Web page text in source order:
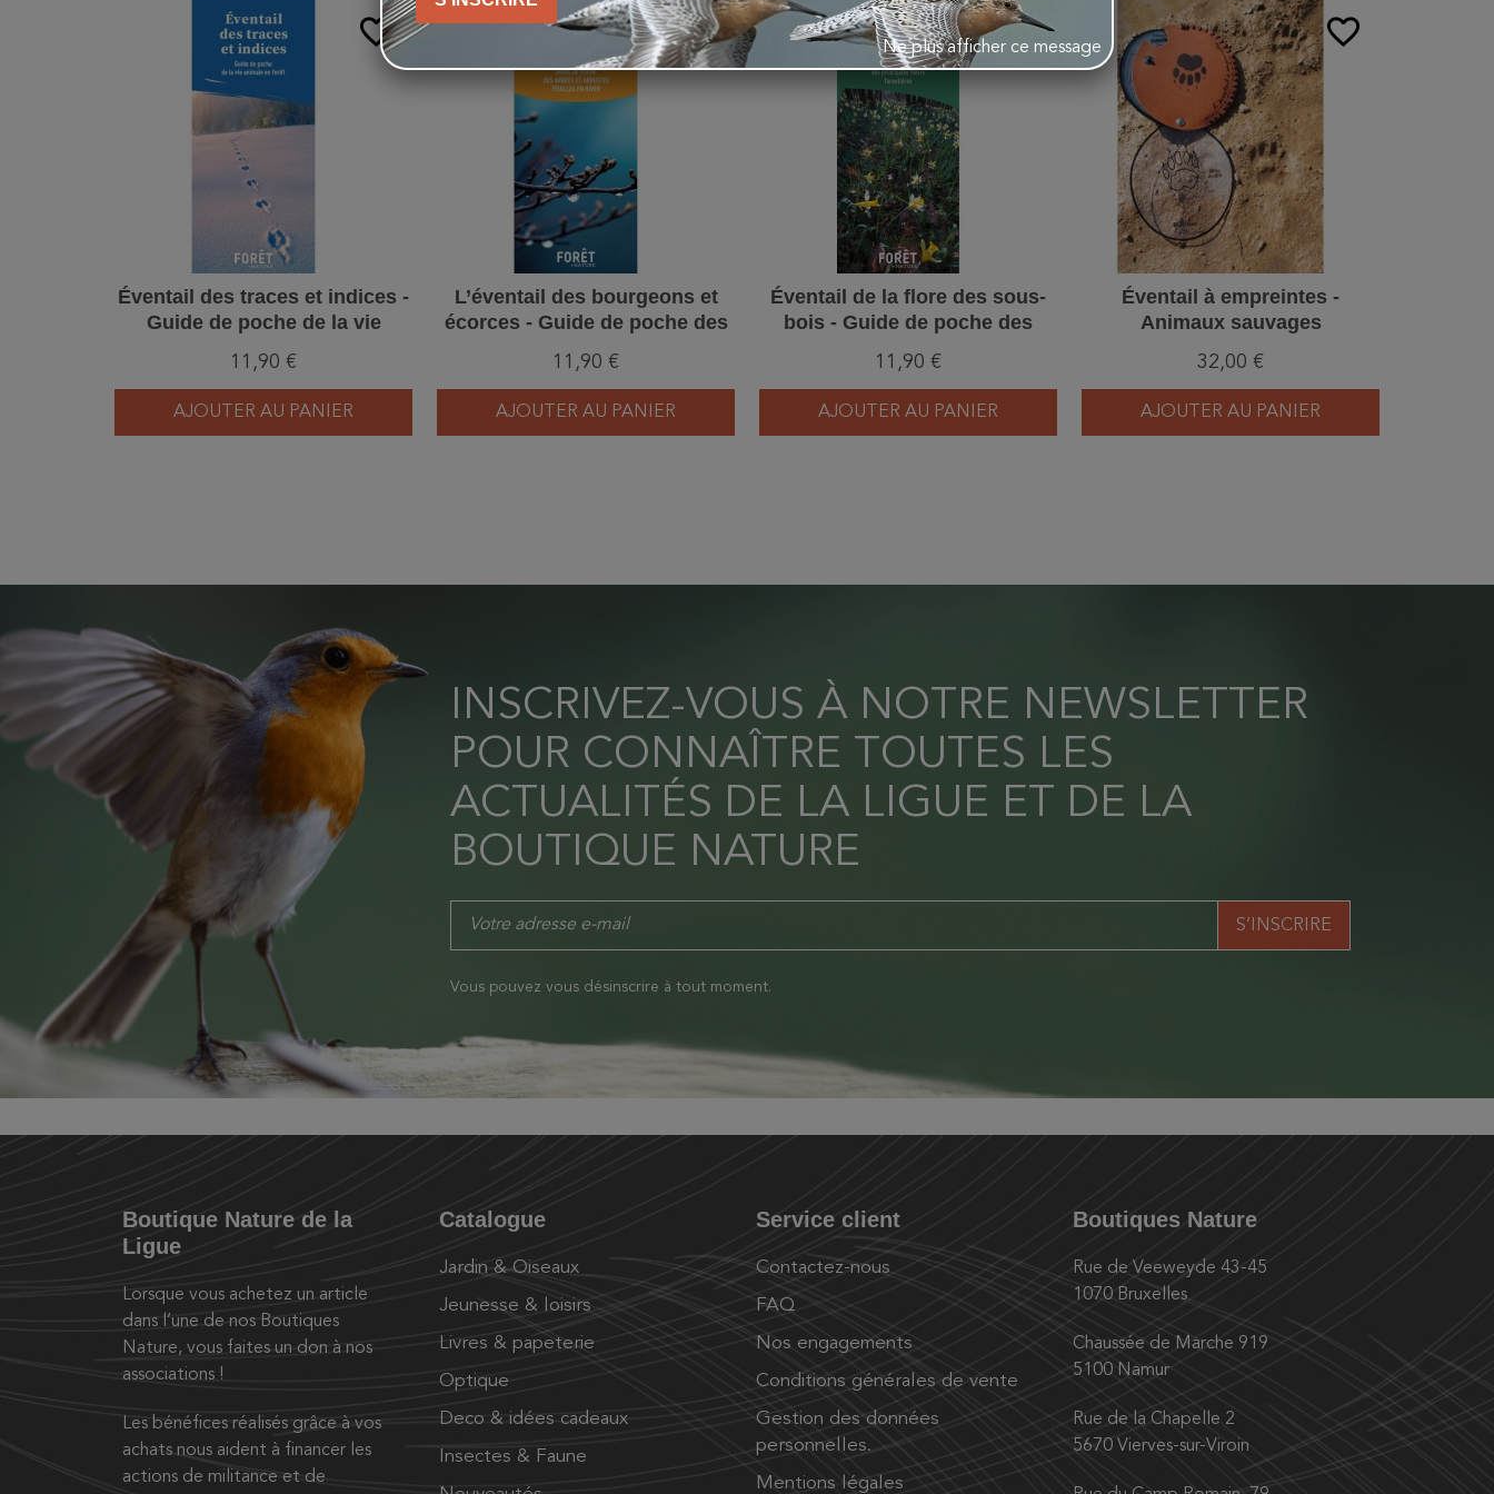
favorite_border
Éventail des traces et indices -
Guide de poche de la vie
11,90 €
AJOUTER AU PANIER
favorite_border
L’éventail des bourgeons et
écorces - Guide de poche des
hiver
11,90 €
AJOUTER AU PANIER
favorite_border
Éventail de la flore des sous-
bois - Guide de poche des
11,90 €
AJOUTER AU PANIER
favorite_border
Éventail à empreintes -
Animaux sauvages
32,00 €
AJOUTER AU PANIER
INSCRIVEZ-VOUS À NOTRE NEWSLETTER
POUR CONNAÎTRE TOUTES LES
ACTUALITÉS DE LA LIGUE ET DE LA
BOUTIQUE NATURE
Vous pouvez vous désinscrire à tout moment.
Boutique Nature de la
Ligue
Lorsque vous achetez un article
dans l’une de nos Boutiques
Nature, vous faites un don à nos
associations !
Les bénéfices réalisés grâce à vos
achats nous aident à financer les
actions de militance et de
Catalogue
Jardin & Oiseaux
Jeunesse & loisirs
Livres & papeterie
Optique
Deco & idées cadeaux
Insectes & Faune
Service client
Contactez-nous
FAQ
Nos engagements
Conditions générales de vente
Gestion des données
personnelles.
Mentions légales
Boutiques Nature
Rue de Veeweyde 43-45
1070 Bruxelles
Chaussée de Marche 919
5100 Namur
Rue de la Chapelle 2
5670 Vierves-sur-Viroin
Ne plus afficher ce message